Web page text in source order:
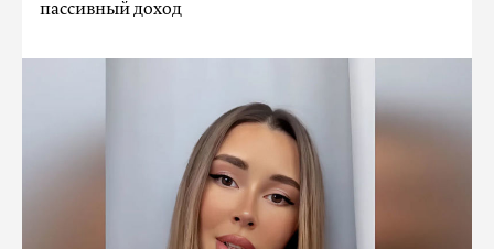
пассивный доход